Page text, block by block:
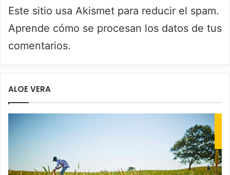
Este sitio usa Akismet para reducir el spam.
Aprende cómo se procesan los datos de tus
comentarios.
ALOE VERA